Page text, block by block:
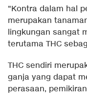
"Kontra dalam hal
merupakan
lingkungan sangat
terutama THC
THC sendiri
ganja yang dapat
perasaan,